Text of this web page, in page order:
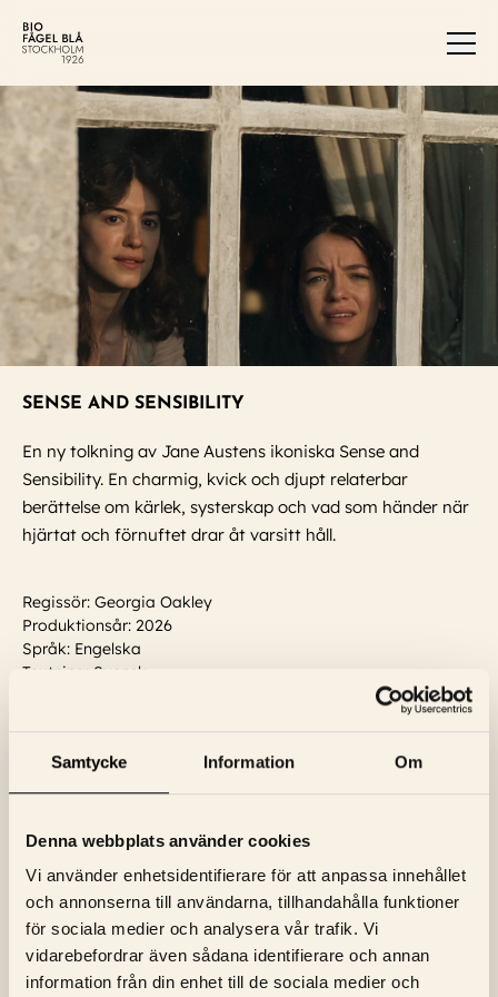
Samtycke Information Om
Denna webbplats använder cookies
Vi använder enhetsidentifierare för att anpassa innehållet
och annonserna till användarna, tillhandahålla funktioner
för sociala medier och analysera vår trafik. Vi
vidarebefordrar även sådana identifierare och annan
information från din enhet till de sociala medier och
SENSE AND SENSIBILITY
En ny tolkning av Jane Austens ikoniska Sense and
Sensibility. En charmig, kvick och djupt relaterbar
berättelse om kärlek, systerskap och vad som händer när
hjärtat och förnuftet drar åt varsitt håll.
Regissör: Georgia Oakley
Produktionsår: 2026
Språk: Engelska
Textning: Svensk
Tom Brooke, Fiona Shaw, Stacy Martin,
Herbert Nordrum, Frank Dillane, Caitriona Balfe, George
Visa trailer